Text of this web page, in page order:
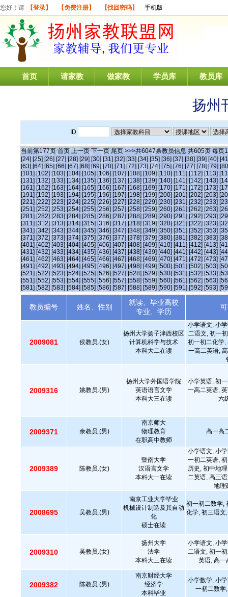
您好！请 【登录】 【免费注册】 【找回密码】 手机版
首页 请家教 做家教 学员库 教员库
扬州
ID
当前第177页 首页 上一页 下一页 尾页 >>>共6047条教员信息 共605页 每页
[24] [25] [26] [27] [28] [29] [30] [31] [32] [33] [34] [35] [36] [37] [38] [39] [40]
[63] [64] [65] [66] [67] [68] [69] [70] [71] [72] [73] [74] [75] [76] [77] [78] [79]
[101] [102] [103] [104] [105] [106] [107] [108] [109] [110] [111] [112] [113]
[131] [132] [133] [134] [135] [136] [137] [138] [139] [140] [141] [142] [143]
[161] [162] [163] [164] [165] [166] [167] [168] [169] [170] [171] [172] [173]
[191] [192] [193] [194] [195] [196] [197] [198] [199] [200] [201] [202] [203]
[221] [222] [223] [224] [225] [226] [227] [228] [229] [230] [231] [232] [233]
[251] [252] [253] [254] [255] [256] [257] [258] [259] [260] [261] [262] [263]
[281] [282] [283] [284] [285] [286] [287] [288] [289] [290] [291] [292] [293]
[311] [312] [313] [314] [315] [316] [317] [318] [319] [320] [321] [322] [323]
[341] [342] [343] [344] [345] [346] [347] [348] [349] [350] [351] [352] [353]
[371] [372] [373] [374] [375] [376] [377] [378] [379] [380] [381] [382] [383]
[401] [402] [403] [404] [405] [406] [407] [408] [409] [410] [411] [412] [413]
[431] [432] [433] [434] [435] [436] [437] [438] [439] [440] [441] [442] [443]
[461] [462] [463] [464] [465] [466] [467] [468] [469] [470] [471] [472] [473]
[491] [492] [493] [494] [495] [496] [497] [498] [499] [500] [501] [502] [503]
[521] [522] [523] [524] [525] [526] [527] [528] [529] [530] [531] [532] [533]
[551] [552] [553] [554] [555] [556] [557] [558] [559] [560] [561] [562] [563]
[581] [582] [583] [584] [585] [586] [587] [588] [589] [590] [591] [592] [593]
教员编号 姓名、性别
就读、毕业高校
专业、学历
2009081 侯教员.(女)
扬州大学扬子津西校区
计算机科学与技术
本科大二在读
小学语文, 小
二语文, 初一
初一初二化学,
一高二英语,
2009316 姚教员.(男)
扬州大学外国语学院
英语语言文学
本科大三在读
小学英语, 初
一高二英语,
六
2009371 余教员.(男)
南京师大
物理教育
在职高中教师
高一高
2009389 陈教员.(女)
暨南大学
汉语言文学
本科大一在读
小学语文, 小
一初二英语,
历史, 初中地
二英语, 高三
地理
2008695 吴教员.(男)
南京工业大学毕业
机械设计制造及其自动
化
硕士在读
初一初二数学,
化学, 初三语文
2009310 吴教员.(女)
扬州大学
法学
本科大三在读
小学语文, 小
二语文, 初一
英语, 高一
2009382 陈教员.(男)
南京财经大学
经济学
本科毕业
小学数学, 小
一初二数学